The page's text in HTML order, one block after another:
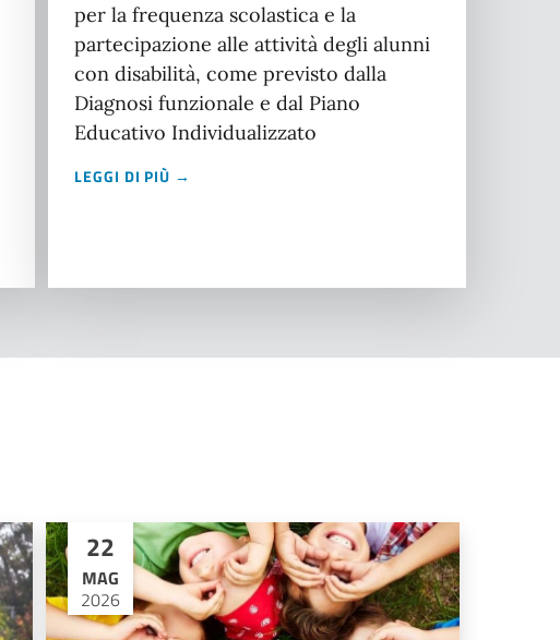
per la frequenza scolastica e la
partecipazione alle attività degli alunni
con disabilità, come previsto dalla
Diagnosi funzionale e dal Piano
Educativo Individualizzato
LEGGI DI PIÙ →
22
MAG
2026